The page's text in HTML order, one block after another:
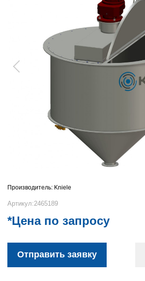
Производитель: Kniele
Артикул:2465189
*Цена по запросу
Отправить заявку